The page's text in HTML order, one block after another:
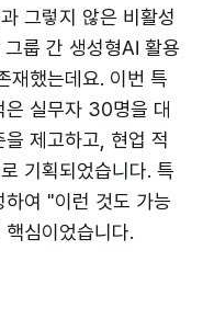
그렇지 않은 비활성
룹 간 생성형AI 활용
재했는데요. 이번 특
은 실무자 30명을 대
제고하고, 현업 적
기획되었습니다. 특
여 "이런 것도 가능
심이었습니다.